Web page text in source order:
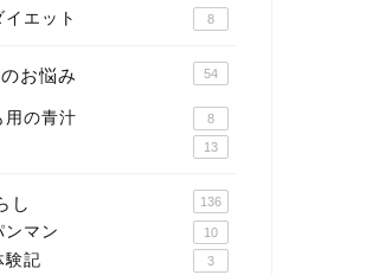
イエット 8
お悩み 54
用の青汁 8
13
し 136
ンマン 10
験記 3